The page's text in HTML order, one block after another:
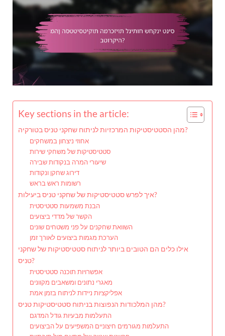
Key sections in the article:
מהן הסטטיסטיקות המרכזיות לניתוח שחקני טניס בטורקיה?
אחוזי ניצחון במשחקים
סטטיסטיקות של משחקי שירות
שיעורי המרה בנקודות שבירה
דירוג שחקן ונקודות
רשומות ראש בראש
איך לפרש סטטיסטיקות של שחקני טניס ביעילות?
הבנת משמעות סטטיסטית
הקשר של מדדי ביצועים
השוואת שחקנים על פני משטחים שונים
הערכת מגמות ביצועים לאורך זמן
אילו כלים הם הטובים ביותר לניתוח סטטיסטיקות של שחקני
טניס?
אפשרויות תוכנה סטטיסטית
מאגרי נתונים ומשאבים מקוונים
אפליקציות ניידות לניתוח בזמן אמת
מהן המלכודות הנפוצות בניתוח סטטיסטיקות טניס?
התעלמות מבעיות גודל המדגם
התעלמות מגורמים חיצוניים המשפיעים על הביצועים